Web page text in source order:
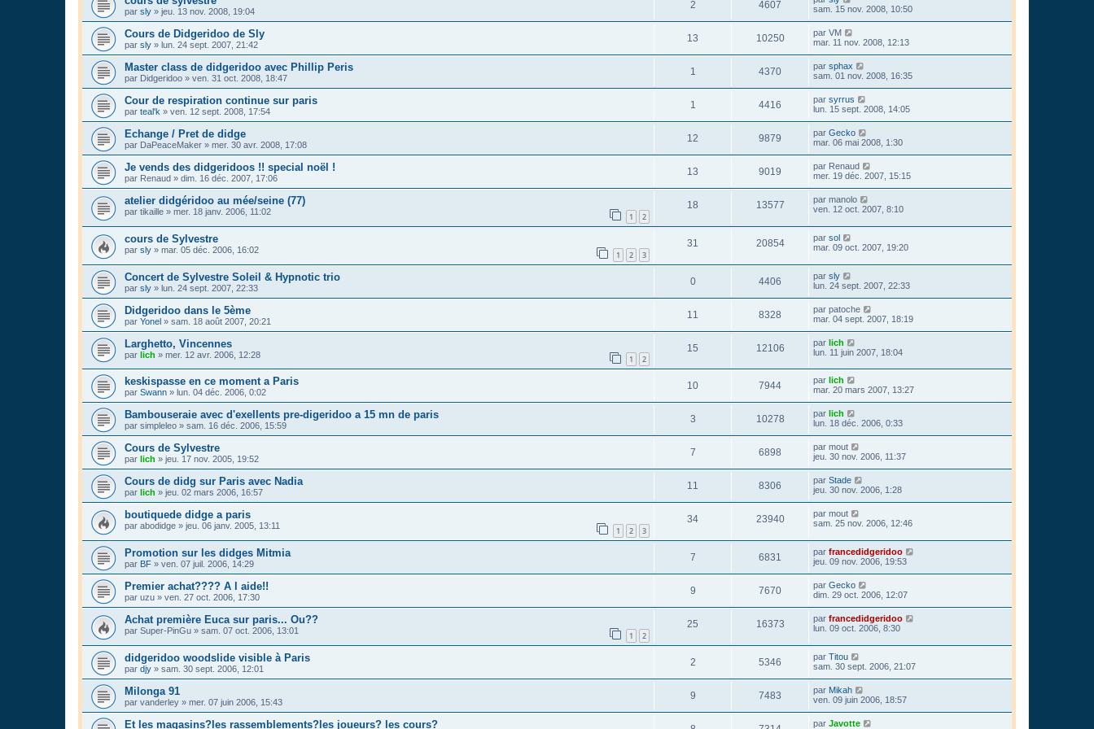
par sly » jeu. 13 nov. 2008, 19:04
2 4607
sam. 15 nov. 2008, 10:50
Cours de Didgeridoo de Sly
par sly » lun. 24 sept. 2007, 21:42
13 10250 par VM
mar. 11 nov. 2008, 12:13
Master class de didgeridoo avec Phillip Peris
par Didgeridoo » ven. 31 oct. 2008, 18:47
1 4370 par sphax
sam. 01 nov. 2008, 16:35
Cour de respiration continue sur paris
par teal'k » ven. 12 sept. 2008, 17:54
1 4416 par syrrus
lun. 15 sept. 2008, 14:05
Echange / Pret de didge
par DaPeaceMaker » mer. 30 avr. 2008, 17:08
12 9879 par Gecko
mar. 06 mai 2008, 1:30
Je vends des didgeridoos !! special noël !
par Renaud » dim. 16 déc. 2007, 17:06
13 9019 par Renaud
mer. 19 déc. 2007, 15:15
atelier didgéridoo au mée/seine (77)
par tikaille » mer. 18 janv. 2006, 11:02 1 2
18 13577 par manolo
ven. 12 oct. 2007, 8:10
cours de Sylvestre
par sly » mar. 05 déc. 2006, 16:02 1 2 3
31 20854 par sol
mar. 09 oct. 2007, 19:20
Concert de Sylvestre Soleil & Hypnotic trio
par sly » lun. 24 sept. 2007, 22:33
0 4406 par sly
lun. 24 sept. 2007, 22:33
Didgeridoo dans le 5ème
par Yonel » sam. 18 août 2007, 20:21
11 8328 par patoche
mar. 04 sept. 2007, 18:19
Larghetto, Vincennes
par lich » mer. 12 avr. 2006, 12:28 1 2
15 12106 par lich
lun. 11 juin 2007, 18:04
keskispasse en ce moment a Paris
par Swann » lun. 04 déc. 2006, 0:02
10 7944 par lich
mar. 20 mars 2007, 13:27
Bambouseraie avec d'exellents pre-digeridoo a 15 mn de paris
par simpleleo » sam. 16 déc. 2006, 15:59
3 10278 par lich
lun. 18 déc. 2006, 0:33
Cours de Sylvestre
par lich » jeu. 17 nov. 2005, 19:52
7 6898 par mout
jeu. 30 nov. 2006, 11:37
Cours de didg sur Paris avec Nadia
par lich » jeu. 02 mars 2006, 16:57
11 8306 par Stade
jeu. 30 nov. 2006, 1:28
boutiquede didge a paris
par abodidge » jeu. 06 janv. 2005, 13:11 1 2 3
34 23940 par mout
sam. 25 nov. 2006, 12:46
Promotion sur les didges Mitmia
par BF » ven. 07 juil. 2006, 14:29
7 6831 par francedidgeridoo
jeu. 09 nov. 2006, 19:53
Premier achat???? A l aide!!
par uzu » ven. 27 oct. 2006, 17:30
9 7670 par Gecko
dim. 29 oct. 2006, 12:07
Achat première Euca sur paris... Ou??
par Super-PinGu » sam. 07 oct. 2006, 13:01 1 2
25 16373 par francedidgeridoo
lun. 09 oct. 2006, 8:30
didgeridoo woodslide visible à Paris
par djy » sam. 30 sept. 2006, 12:01
2 5346 par Titou
sam. 30 sept. 2006, 21:07
Milonga 91
par vanderley » mer. 07 juin 2006, 15:43
9 7483 par Mikah
ven. 09 juin 2006, 18:57
Et les magasins?les rassemblements?les joueurs? les cours? par Javotte